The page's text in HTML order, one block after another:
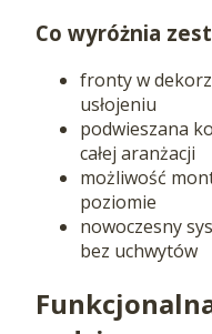
Co wyróżnia
fronty w
usłojeniu
podwieszana
całej aranżacji
możliwość
poziomie
nowoczesny
bez uchwytów